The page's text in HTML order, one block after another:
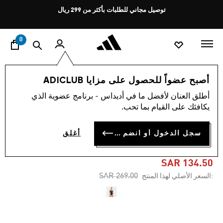
Pause
rotation
توصيل مجاني للطلبات بأكثر من 299 ريال
0
أصبح عضواً للحصول على مزايا ADICLUB
أطلق العنان لأفضل ما في أديداس - برنامج عضوية الذي
يكافئك على القيام بما تحب.
سجل الدخول أو انضم الآن أغلق
النساء ملابس
-50%
4.7 (11)
بدلة سباحة RIPSTREAM 3-
STRIPES X-BACK
SAR 134.50
:السعر الأصلي لهذا المنتج Price reduced from
SAR 269.00
to